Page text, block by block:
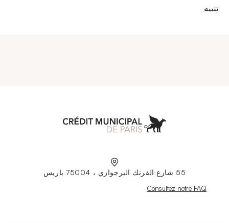
نافذة جديدةإنشاء
تنبيه
55 شارع الفرنك البرجوازي ، 75004 باريس
Nouvelle fenêtre
Consultez notre FAQ